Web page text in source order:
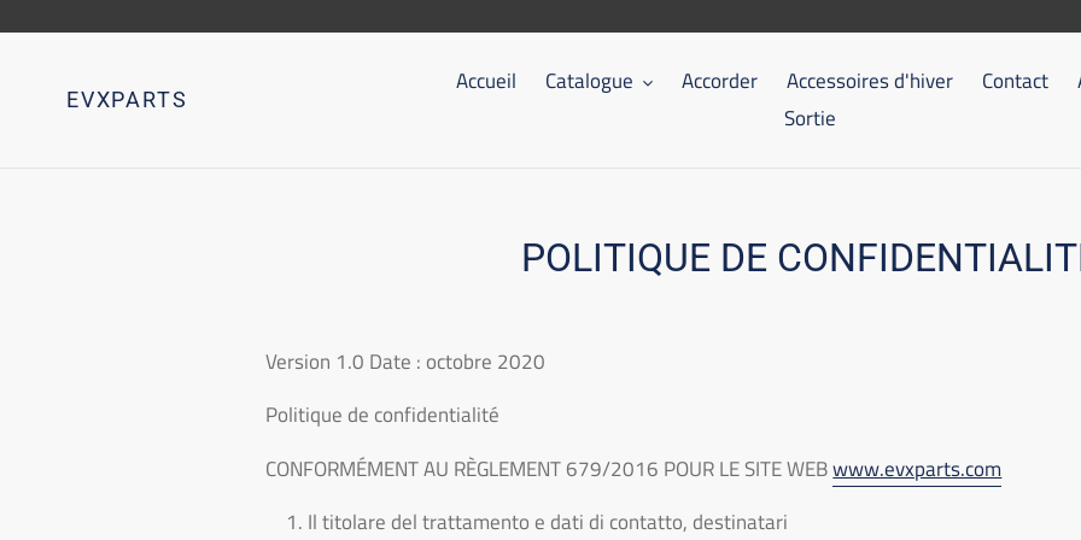
directement
contenuEVXPARTS
Accueil Catalogue Accorder Accessoires d'hiver Contact
Sortie
POLITIQUE DE
Version 1.0 Date : octobre 2020
Politique de confidentialité
CONFORMÉMENT AU RÈGLEMENT 679/2016 POUR LE SITE WEBwww.evxparts.com
Il titolare del trattamento e dati di contatto, destinatari